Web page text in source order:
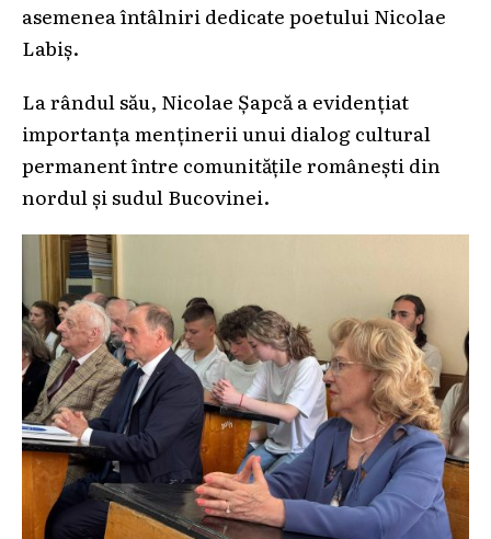
asemenea întâlniri dedicate poetului Nicolae
Labiș.
La rândul său, Nicolae Șapcă a evidențiat
importanța menținerii unui dialog cultural
permanent între comunitățile românești din
nordul și sudul Bucovinei.